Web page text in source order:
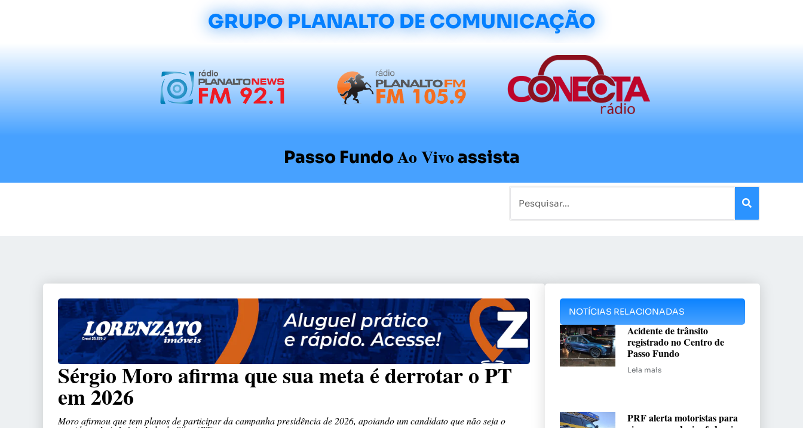
GRUPO PLANALTO DE COMUNICAÇÃO
Passo FundoAo Vivoassista
Sérgio Moro afirma que sua meta é derrotar o PT
em 2026
Moro afirmou que tem planos de participar da campanha presidência de 2026, apoiando um candidato que não seja o
NOTÍCIAS RELACIONADAS
Acidente de trânsito
registrado no Centro de
Passo Fundo
Leia mais
PRF alerta motoristas para